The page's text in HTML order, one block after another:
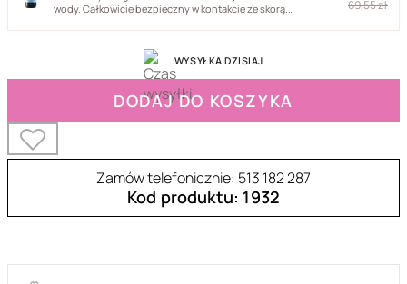
wody. Całkowicie bezpieczny w kontakcie ze skórą.
69,55 zł
WYSYŁKA DZISIAJ
DODAJ DO KOSZYKA
Zamów telefonicznie: 513 182 287
Kod produktu: 1932